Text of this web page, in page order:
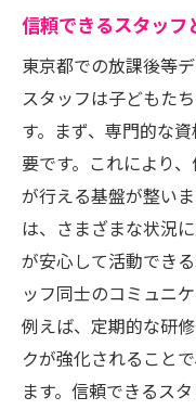
信頼できるスタッフ
東京都での放課後等
スタッフは子どもた
す。まず、専門的な
要です。これにより
が行える基盤が整い
は、さまざまな状況
が安心して活動でき
ッフ同士のコミュニ
例えば、定期的な研
クが強化されること
ます。信頼できるス